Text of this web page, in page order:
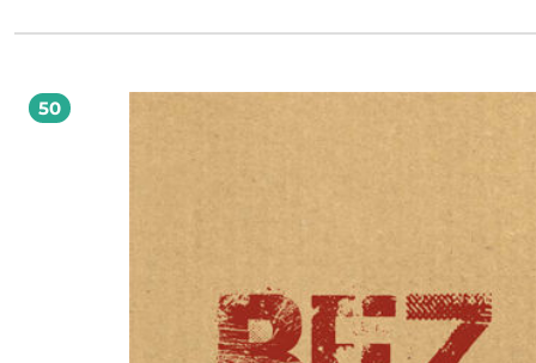
Radio: Brak równowagi między życiem prywatnym i pracą. Efekt: wypalenie
czują się najmniej atrakcyjne" Psychologiaprzykawie.pl: Jak myśleć pozytywnie?
Rosnijwsile.pl: Jak być skutecznym? Niech efektywność wejdzie Ci w nawyk!
Pulshr.pl: W pracy sami pozycjonujemy się niżej. To problem społeczny i
Mateuszem Grzesiakiem o psychologii, życiu, gotowaniu, zabawie, wolnym
wszystkich". Wywiad z dr. Grzesiakiem Meloradio.pl: Jak działać skutecznie?
Podpowiada dr Mateusz Grzesiak Well.pl: Dr Mateusz Grzesiak: "Każdy z nas stoi na
ramionach gigantów, którzy w 99,9 proc. popełniali błędy" Silanauki.pl: Recenzja
50